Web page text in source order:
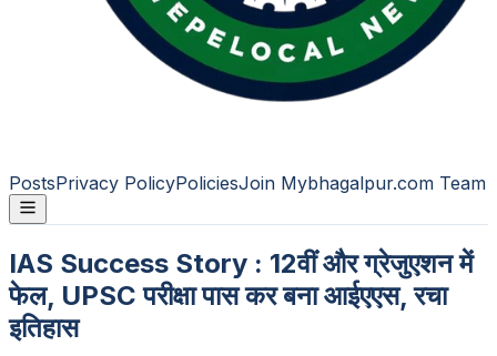
PostsPrivacy PolicyPoliciesJoin Mybhagalpur.com Team
IAS Success Story : 12वीं और ग्रेजुएशन में
फेल, UPSC परीक्षा पास कर बना आईएएस, रचा
इतिहास